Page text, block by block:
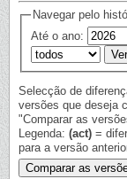
Navegar pelo
Até o ano:
Selecção de
versões que deseja
"Comparar as
Legenda: (act) =
para a versão